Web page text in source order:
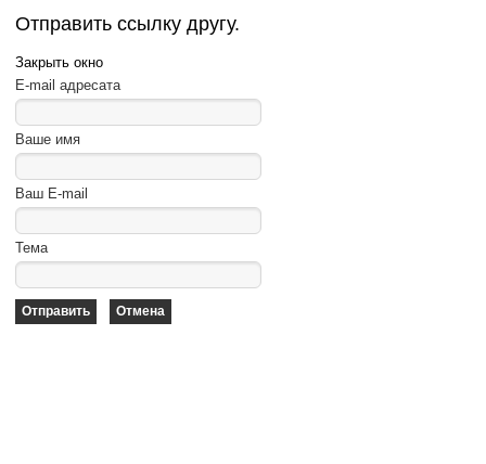
Отправить ссылку другу.
Закрыть окно
E-mail адресата
Ваше имя
Ваш E-mail
Тема
Отправить Отмена